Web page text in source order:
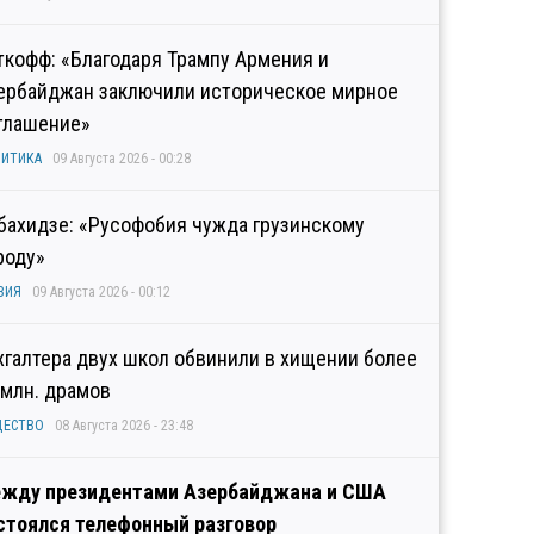
«Благодаря Трампу Армения и
заключили историческое мирное
09 Августа 2026 - 00:28
«Русофобия чужда грузинскому
09 Августа 2026 - 00:12
двух школ обвинили в хищении более
драмов
08 Августа 2026 - 23:48
президентами Азербайджана и США
телефонный разговор